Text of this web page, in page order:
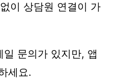
이 상담원 연결이 가
문의가 있지만, 앱
세요.